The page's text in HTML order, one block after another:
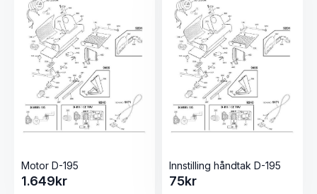
Motor D-195
1.649kr
Innstilling håndtak D-195
75kr